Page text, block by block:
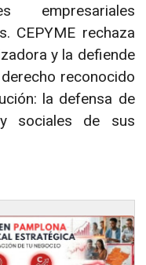
empresariales
CEPYME rechaza
y la defiende
reconocido
la defensa de
sociales de sus